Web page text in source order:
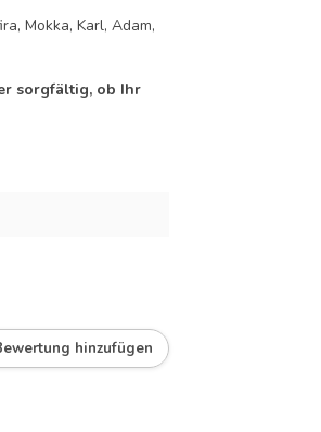
Mokka, Karl, Adam,
sorgfältig, ob Ihr
hinzufügen